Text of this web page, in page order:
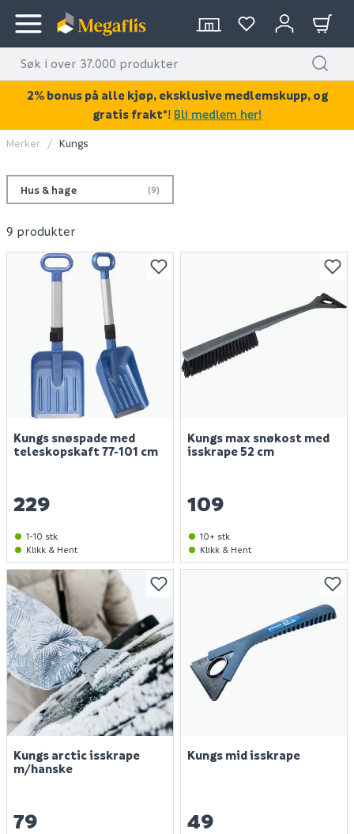
Merker Kungs
Hus & hage (9)
9 produkter
Kungs snøspade med
teleskopskaft 77-101 cm
229
1-10 stk
Klikk & Hent
Kungs max snøkost med
isskrape 52 cm
109
10+ stk
Klikk & Hent
Kungs arctic isskrape
m/hanske
79
Kungs mid isskrape
49
2% bonus på alle kjøp, eksklusive medlemskupp, og
gratis frakt*! Bli medlem her!